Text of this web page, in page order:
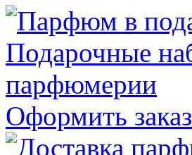
Оформить заказ